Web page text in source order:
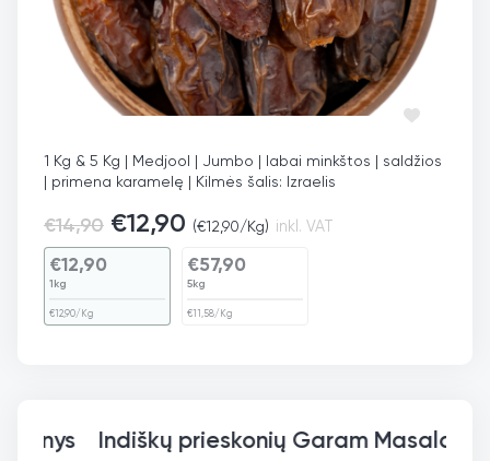
1 Kg & 5 Kg | Medjool | Jumbo | labai minkštos | saldžios
| primena karamelę | Kilmės šalis: Izraelis
€14,90 €12,90 (€12,90/Kg) inkl. VAT
€12,90
1kg
€12,90/Kg
€57,90
5kg
€11,58/Kg
Indiškų